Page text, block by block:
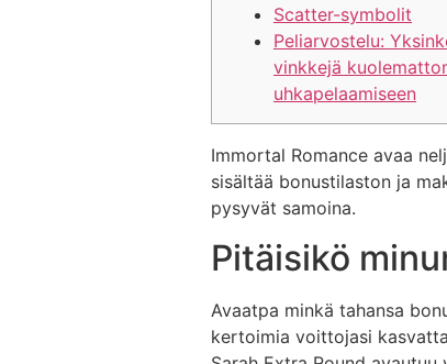
Scatter-symbolit
Peliarvostelu:
vinkkejä
uhkapelaamiseen
Immortal Romance avaa
sisältää bonustilaston ja
pysyvät samoina.
Pitäisikö
Avaatpa minkä tahansa
kertoimia voittojasi